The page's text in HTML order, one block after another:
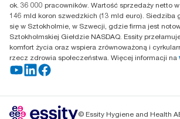
ok. 36 000 pracowników. Wartość sprzedaży netto w
146 mld koron szwedzkich (13 mld euro). Siedziba
się w Sztokholmie, w Szwecji, gdzie firma jest
Sztokholmskiej Giełdzie NASDAQ. Essity
komfort życia oraz wspiera zrównoważoną i
rzecz zdrowia społeczeństwa. Więcej informacji na
© Essity Hygiene and Health